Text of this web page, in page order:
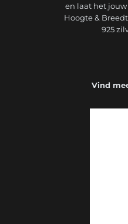
en laat het
Hoogte &
925
Vind